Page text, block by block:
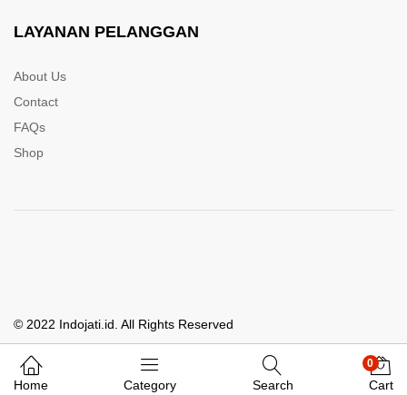
Whatsapp Kami
LAYANAN PELANGGAN
About Us
Contact
FAQs
Shop
© 2022 Indojati.id. All Rights Reserved
Home Category Search
0
Cart